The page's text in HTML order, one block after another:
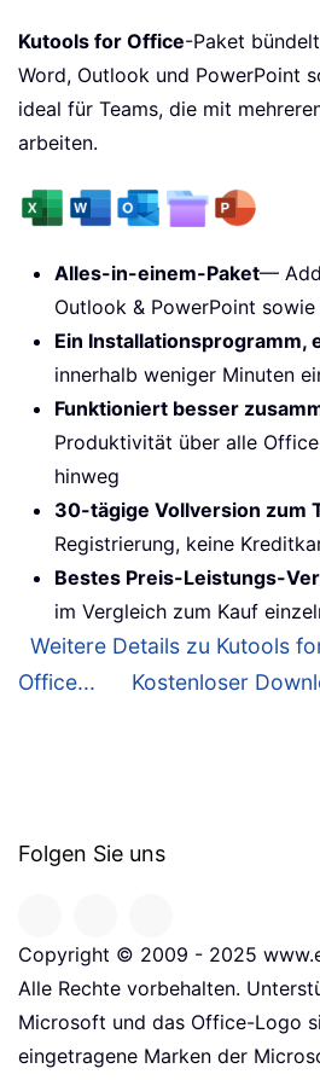
Kutools for Office-Paket
Word, Outlook und PowerPoint
ideal für Teams, die mit
arbeiten.
Alles-in-einem-Paket—
Outlook & PowerPoint
Ein Installationsprogramm,
innerhalb weniger Minuten
Funktioniert besser
Produktivität über alle
hinweg
30-tägige Vollversion zum
Registrierung, keine
Bestes Preis-Leistungs-
im Vergleich zum Kauf
Weitere Details zu Kutools
Office...
Kostenloser
Folgen Sie uns
Copyright © 2009 - 2025
Alle Rechte vorbehalten.
Microsoft und das Office-Logo
eingetragene Marken der